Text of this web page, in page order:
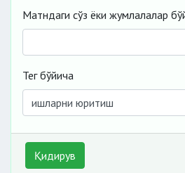
Матндаги сўз ёки жумлалалар
Тег бўйича
Қидирув